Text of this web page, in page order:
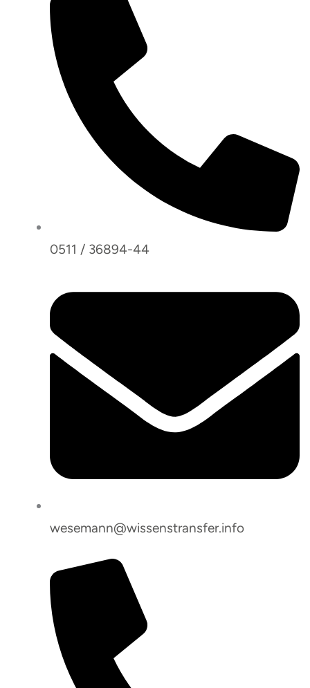
0511 / 36894-44
wesemann@wissenstransfer.info